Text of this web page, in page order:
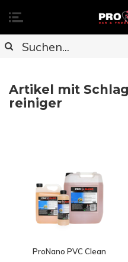
Artikel mit
reiniger
ProNano PVC Clean